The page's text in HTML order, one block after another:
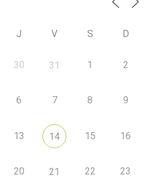
J V S D
30 31 1 2
6 7 8 9
13 14 15 16
20 21 22 23